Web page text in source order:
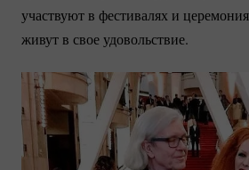
участвуют в фестивалях и
живут в свое удовольствие.